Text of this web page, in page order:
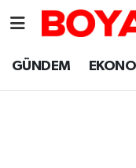
GÜNDEMSinop Nöbetçi